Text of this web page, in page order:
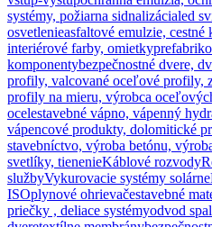
systémy, požiarna sidnalizácialed
osvetlenieasfaltové emulzie, cestné
interiérové farby, omietky
komponentybezpečnostné dvere,
profily, valcované oceľové profily,
profily na mieru, výrobca
ocelestavebné vápno, vápenný
vápencové produkty, dolomitické
stavebníctvo, výroba betónu,
svetlíky, tienenieKáblové rozvody
službyVykurovacie systémy solárne
ISOplynové ohrievačestavebné
priečky , deliace systémyodvod